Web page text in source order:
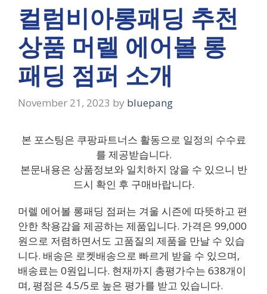
컬럼비아롱패딩 추천
상품 머렐 에어볼 롱
패딩 점퍼 소개
November 21, 2023 by bluepang
본 포스팅은 쿠팡파트너스 활동으로 일정의 수수료
를 제공받습니다.
본문내용은 상품정보와 일치하지 않을 수 있으니 반
드시 확인 후 구매바랍니다.
머렐 에어볼 롱패딩 점퍼는 겨울 시즌에 따뜻하고 편
안한 착용감을 제공하는 제품입니다. 가격은 99,000
원으로 저렴하면서도 고품질의 제품을 만날 수 있습
니다. 배송은 로켓배송으로 빠르게 받을 수 있으며,
배송료는 0원입니다. 현재까지 총평가수는 638개이
며, 평점은 4.5/5로 높은 평가를 받고 있습니다.